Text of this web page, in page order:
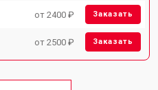
от 2400 ₽ Заказать
от 2500 ₽ Заказать